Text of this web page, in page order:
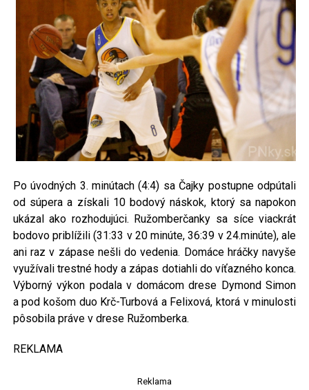
Po úvodných 3. minútach (4:4) sa Čajky postupne odpútali
od súpera a získali 10 bodový náskok, ktorý sa napokon
ukázal ako rozhodujúci. Ružomberčanky sa síce viackrát
bodovo priblížili (31:33 v 20 minúte, 36:39 v 24.minúte), ale
ani raz v zápase nešli do vedenia. Domáce hráčky navyše
využívali trestné hody a zápas dotiahli do víťazného konca.
Výborný výkon podala v domácom drese Dymond Simon
a pod košom duo Krč-Turbová a Felixová, ktorá v minulosti
pôsobila práve v drese Ružomberka.
REKLAMA
Reklama